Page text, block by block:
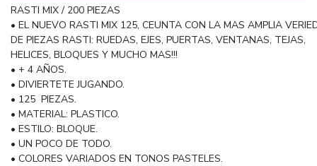
RASTI MIX / 200 PIEZAS
• EL NUEVO RASTI MIX 125, CEUNTA CON LA MAS AMPLIA
DE PIEZAS RASTI: RUEDAS, EJES, PUERTAS, VENTANAS, TEJAS,
HELICES, BLOQUES Y MUCHO MAS!!!
• + 4 AÑOS.
• DIVIERTETE JUGANDO.
• 125 PIEZAS.
• MATERIAL: PLASTICO.
• ESTILO: BLOQUE.
• UN POCO DE TODO.
• COLORES VARIADOS EN TONOS PASTELES.